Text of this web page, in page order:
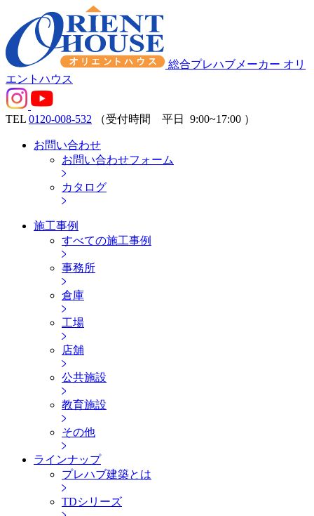
総合プレハブメーカー オリ
エントハウス
TEL 0120-008-532 （受付時間 平日 9:00~17:00 ）
お問い合わせ
お問い合わせフォーム
カタログ
施工事例
すべての施工事例
事務所
倉庫
工場
店舖
公共施設
教育施設
その他
ラインナップ
プレハブ建築とは
TDシリーズ